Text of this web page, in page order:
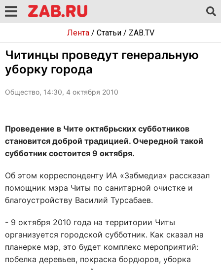
Лента/ Статьи/ ZAB.TV
Читинцы проведут генеральную
уборку города
Общество, 14:30, 4 октября 2010
Проведение в Чите октябрьских субботников
становится доброй традицией. Очередной такой
субботник состоится 9 октября.
Об этом корреспонденту ИА «Забмедиа» рассказал
помощник мэра Читы по санитарной очистке и
благоустройству Василий Турсабаев.
- 9 октября 2010 года на территории Читы
организуется городской субботник. Как сказал на
планерке мэр, это будет комплекс мероприятий:
побелка деревьев, покраска бордюров, уборка